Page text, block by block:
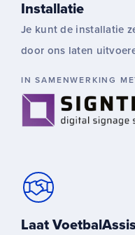
Installatie
Je kunt de installatie
door ons laten
IN SAMENWERKING
Laat